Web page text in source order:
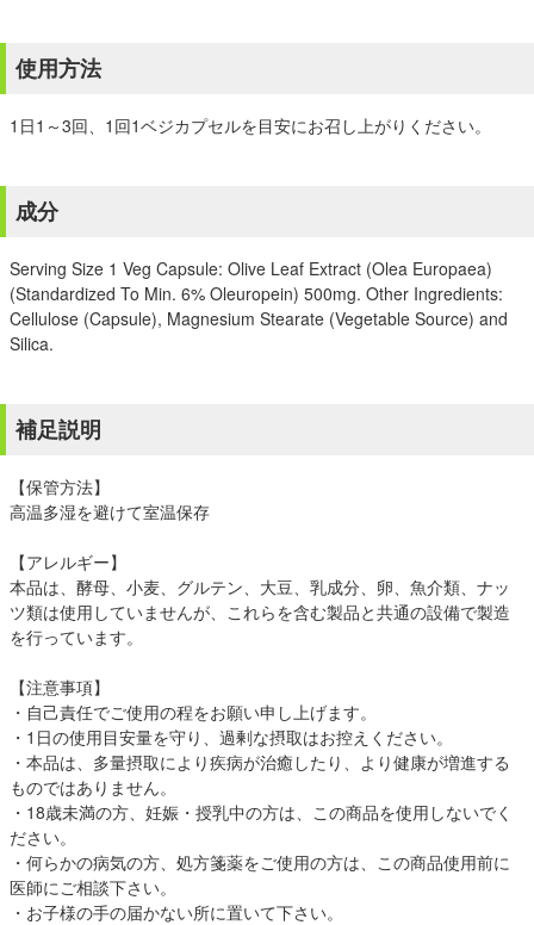
使用方法
1日1～3回、1回1ベジカプセルを目安にお召し上がりください。
成分
Serving Size 1 Veg Capsule: Olive Leaf Extract (Olea Europaea)
(Standardized To Min. 6% Oleuropein) 500mg. Other Ingredients:
Cellulose (Capsule), Magnesium Stearate (Vegetable Source) and
Silica.
補足説明
【保管方法】
高温多湿を避けて室温保存
【アレルギー】
本品は、酵母、小麦、グルテン、大豆、乳成分、卵、魚介類、ナッ
ツ類は使用していませんが、これらを含む製品と共通の設備で製造
を行っています。
【注意事項】
・自己責任でご使用の程をお願い申し上げます。
・1日の使用目安量を守り、過剰な摂取はお控えください。
・本品は、多量摂取により疾病が治癒したり、より健康が増進する
ものではありません。
・18歳未満の方、妊娠・授乳中の方は、この商品を使用しないでく
ださい。
・何らかの病気の方、処方箋薬をご使用の方は、この商品使用前に
医師にご相談下さい。
・お子様の手の届かない所に置いて下さい。